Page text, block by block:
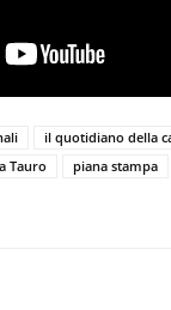
il quotidiano della
Tauro piana stampa